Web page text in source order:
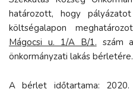
határozott, hogy
költségalapon
Mágocsi u. 1/A B/1. szám
önkormányzati lakás bérletére.
A bérlet időtartama: